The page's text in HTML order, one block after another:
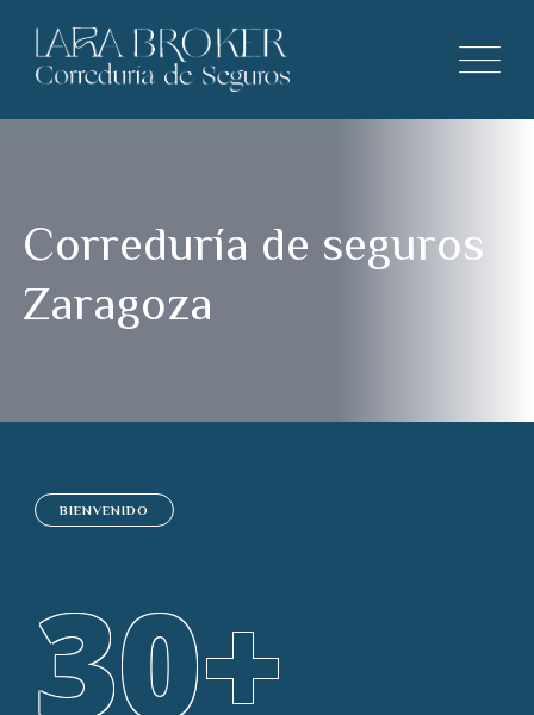
Correduría de seguros
Zaragoza
BIENVENIDO
30+